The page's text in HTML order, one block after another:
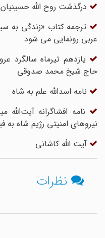
درگذشت روح الله حسینیان
ترجمه کتاب «زندگی به سبک
عربی رونمایی می شود
یازدهم تیرماه سالگرد
حاج شیخ محمد صدوقی
نامه اسدالله علم به شاه
نامه افشاگرانه آیت‌الله
نیروهای امنیتی رژیم شاه به
آیت الله کاشانی
نظرات